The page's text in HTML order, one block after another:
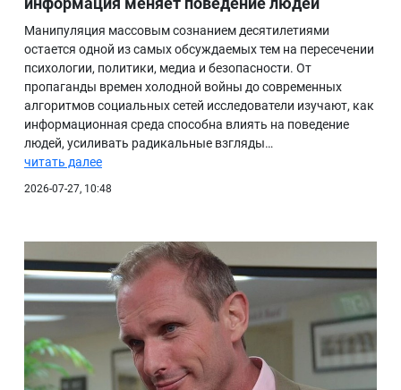
Манипуляция массовым сознанием десятилетиями
остается одной из самых обсуждаемых тем на пересечении
психологии, политики, медиа и безопасности. От
пропаганды времен холодной войны до современных
алгоритмов социальных сетей исследователи изучают, как
информационная среда способна влиять на поведение
людей, усиливать радикальные взгляды…
читать далее
2026-07-27, 10:48